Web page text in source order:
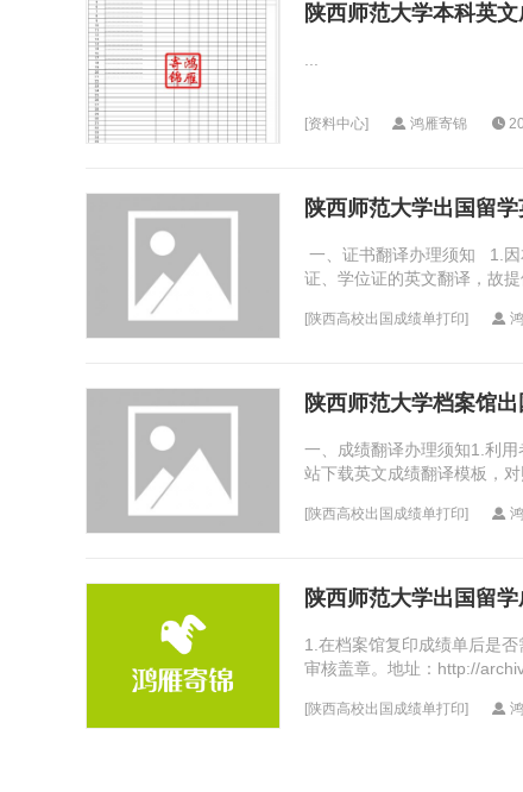
陕西师范大学本科英
[资料中心] 鸿雁寄锦
陕西师范大学出国留
一、证书翻译办理须知 1.因
证、学位证的英文翻译，故
[陕西高校出国成绩单打印]
陕西师范大学档案馆
一、成绩翻译办理须知1.利
站下载英文成绩翻译模板，
[陕西高校出国成绩单打印]
陕西师范大学出国留
1.在档案馆复印成绩单后是
审核盖章。地址：http://
[陕西高校出国成绩单打印]